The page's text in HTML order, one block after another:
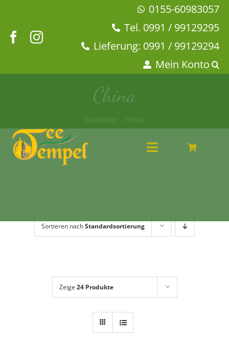
springen
0155-60983057
Tel. 0991 / 99129295
Lieferung: 0991 / 99129294
Mein Konto
Toggle
Geschirr
Über mich
China
Startseite China
Sortieren nachStandardsortierung
Zeige 24 Produkte